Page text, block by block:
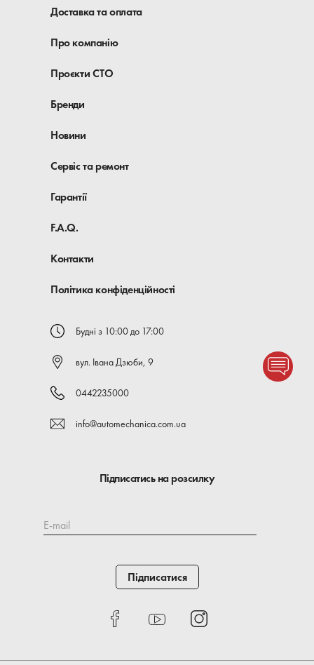
Доставка та оплата
Про компанію
Проєкти СТО
Бренди
Новини
Сервіс та ремонт
Гарантії
F.A.Q.
Контакти
Політика конфіденційності
Будні з 10:00 до 17:00
вул. Івана Дзюби, 9
0442235000
info@automechanica.com.ua
Підписатись на розсилку
E-mail
Підписатися